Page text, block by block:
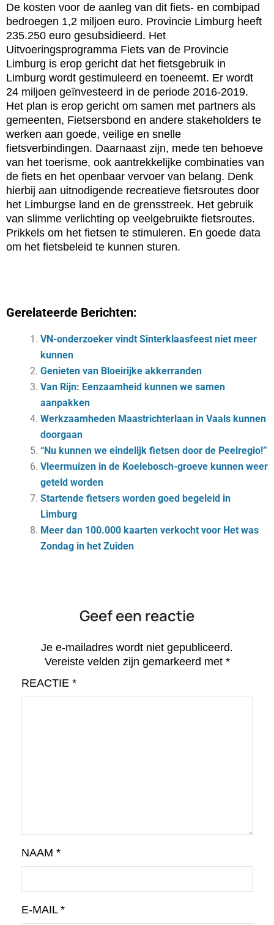
De kosten voor de aanleg van dit fiets- en combipad
bedroegen 1,2 miljoen euro. Provincie Limburg heeft
235.250 euro gesubsidieerd. Het
Uitvoeringsprogramma Fiets van de Provincie
Limburg is erop gericht dat het fietsgebruik in
Limburg wordt gestimuleerd en toeneemt. Er wordt
24 miljoen geïnvesteerd in de periode 2016-2019.
Het plan is erop gericht om samen met partners als
gemeenten, Fietsersbond en andere stakeholders te
werken aan goede, veilige en snelle
fietsverbindingen. Daarnaast zijn, mede ten behoeve
van het toerisme, ook aantrekkelijke combinaties van
de fiets en het openbaar vervoer van belang. Denk
hierbij aan uitnodigende recreatieve fietsroutes door
het Limburgse land en de grensstreek. Het gebruik
van slimme verlichting op veelgebruikte fietsroutes.
Prikkels om het fietsen te stimuleren. En goede data
om het fietsbeleid te kunnen sturen.
Gerelateerde Berichten:
VN-onderzoeker vindt Sinterklaasfeest niet meer
kunnen
Genieten van Bloeirijke akkerranden
Van Rijn: Eenzaamheid kunnen we samen
aanpakken
Werkzaamheden Maastrichterlaan in Vaals kunnen
doorgaan
“Nu kunnen we eindelijk fietsen door de Peelregio!”
Vleermuizen in de Koelebosch-groeve kunnen weer
geteld worden
Startende fietsers worden goed begeleid in
Limburg
Meer dan 100.000 kaarten verkocht voor Het was
Zondag in het Zuiden
Geef een reactie
Je e-mailadres wordt niet gepubliceerd.
Vereiste velden zijn gemarkeerd met *
REACTIE *
NAAM *
E-MAIL *